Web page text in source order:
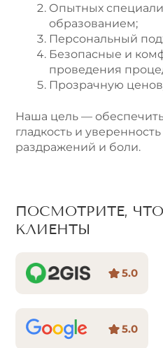
Опытных
образованием;
Персональный
Безопасные и
проведения
Прозрачную
Наша цель —
гладкость и
раздражений и боли.
ПОСМОТРИТЕ,
КЛИЕНТЫ
5.0
5.0